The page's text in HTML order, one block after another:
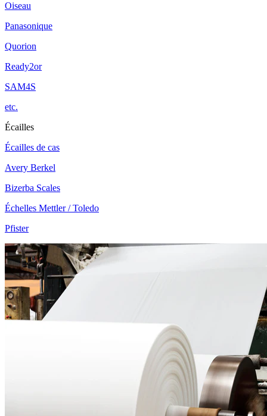
Oiseau
Panasonique
Quorion
Ready2or
SAM4S
etc.
Écailles
Écailles de cas
Avery Berkel
Bizerba Scales
Échelles Mettler / Toledo
Pfister